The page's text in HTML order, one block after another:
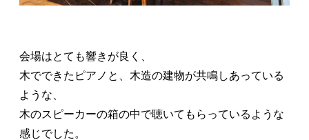
会場はとても響きが良く、
木でできたピアノと、木造の建物が共鳴しあっている
ような、
木のスピーカーの箱の中で聴いてもらっているような
感じでした。